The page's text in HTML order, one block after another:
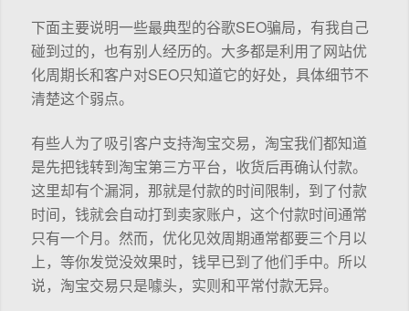
下面主要说明一些最典型的谷歌SEO骗局，有我自己
碰到过的，也有别人经历的。大多都是利用了网站优
化周期长和客户对SEO只知道它的好处，具体细节不
清楚这个弱点。
有些人为了吸引客户支持淘宝交易，淘宝我们都知道
是先把钱转到淘宝第三方平台，收货后再确认付款。
这里却有个漏洞，那就是付款的时间限制，到了付款
时间，钱就会自动打到卖家账户，这个付款时间通常
只有一个月。然而，优化见效周期通常都要三个月以
上，等你发觉没效果时，钱早已到了他们手中。所以
说，淘宝交易只是噱头，实则和平常付款无异。